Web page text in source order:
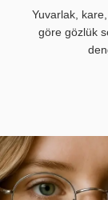
Yuvarlak,
göre gözlük